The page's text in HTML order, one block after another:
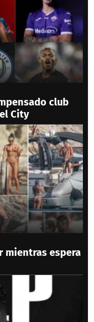
club
City
mientras espera